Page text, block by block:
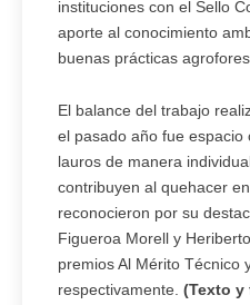
instituciones con el Sello
aporte al conocimiento
buenas prácticas
El balance del trabajo
el pasado año fue
lauros de manera
contribuyen al quehacer
reconocieron por su
Figueroa Morell y
premios Al Mérito Técnico
respectivamente. (Texto y